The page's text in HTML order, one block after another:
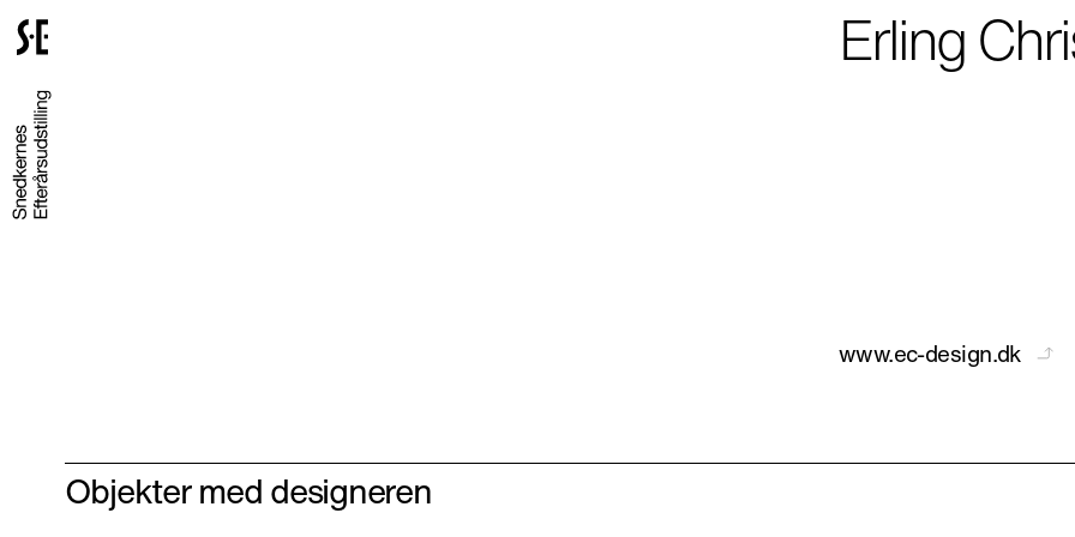
forsiden
Erling
www.ec-design.dk
Objekter med designeren